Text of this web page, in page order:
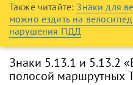
Также читайте:Знаки для
можно ездить на
нарушения ПДД
Знаки 5.13.1 и 5.13.2
полосой маршрутных